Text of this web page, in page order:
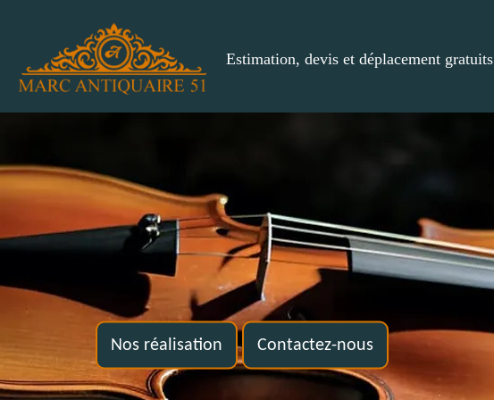
Estimation, devis et déplacement gratuits
Nos réalisation Contactez-nous